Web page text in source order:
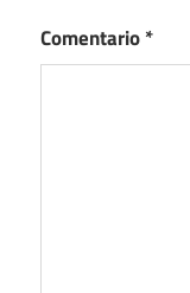
Comentario*